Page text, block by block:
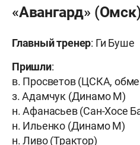
«Авангард»
Главный тренер: Ги Буше
Пришли:
в. Просветов (ЦСКА,
з. Адамчук (Динамо М)
н. Афанасьев (Сан-Хосе
н. Ильенко (Динамо М)
н. Ливо (Трактор)